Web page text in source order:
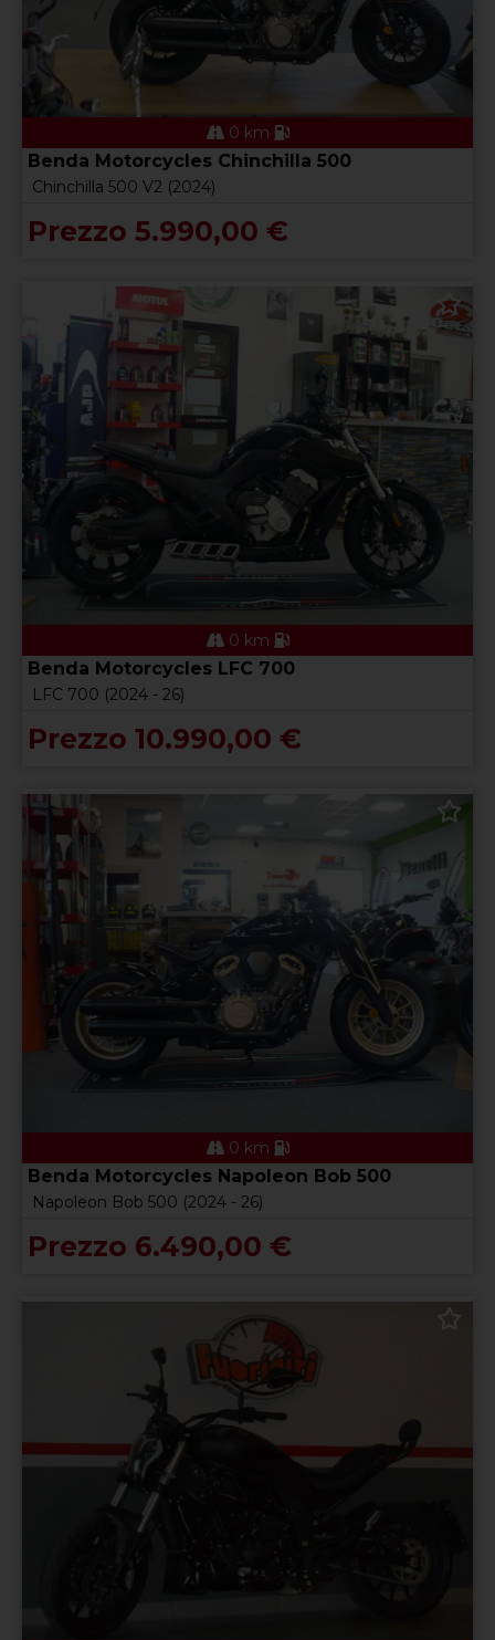
0 km
Benda Motorcycles Chinchilla 500
Chinchilla 500 V2 (2024)
Prezzo 5.990,00 €
0 km
Benda Motorcycles LFC 700
LFC 700 (2024 - 26)
Prezzo 10.990,00 €
0 km
Benda Motorcycles Napoleon Bob 500
Napoleon Bob 500 (2024 - 26)
Prezzo 6.490,00 €